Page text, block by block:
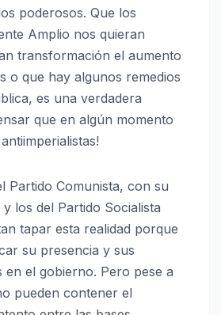
poderosos. Que los
Amplio nos quieran
transformación el aumento
o que hay algunos remedios
es una verdadera
que en algún momento
Partido Comunista, con su
los del Partido Socialista
tapar esta realidad porque
su presencia y sus
en el gobierno. Pero pese a
pueden contener el